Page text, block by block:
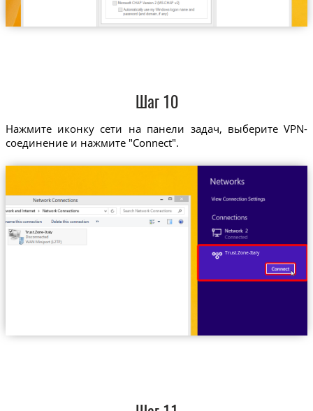
Шаг 10
Нажмите иконку сети на панели задач, выберите VPN-
соединение и нажмите "Connect".
Trust.Zone-Italy
Trust.Zone-Italy